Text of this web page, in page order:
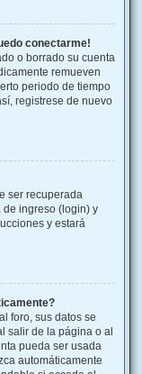
conectarme!
o borrado su cuenta
remueven
periodo de tiempo
registrese de nuevo
ser recuperada
ingreso (login) y
y estará
foro, sus datos se
salir de la página o al
pueda ser usada
automáticamente